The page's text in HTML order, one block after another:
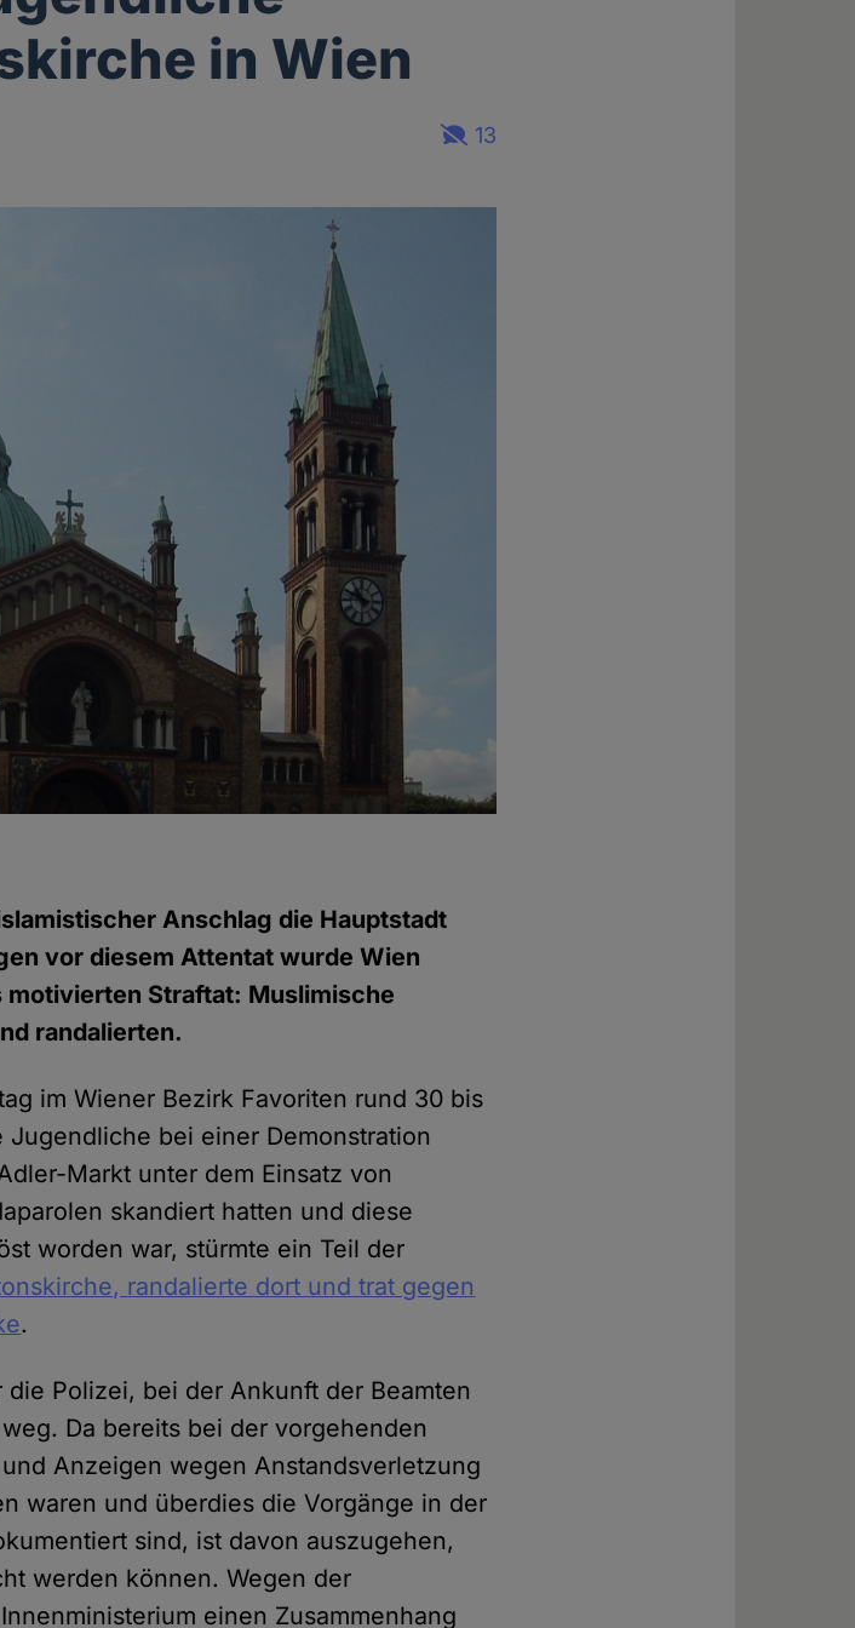
in Wien
13
Anschlag die Hauptstadt
vor diesem Attentat wurde Wien
Straftat: Muslimische
randalierten.
im Wiener Bezirk Favoriten rund 30 bis
bei einer Demonstration
Markt unter dem Einsatz von
skandiert hatten und diese
worden war, stürmte ein Teil der
randalierte dort und trat gegen
.
Polizei, bei der Ankunft der Beamten
Da bereits bei der vorgehenden
Anzeigen wegen Anstandsverletzung
waren und überdies die Vorgänge in der
sind, ist davon auszugehen,
werden können. Wegen der
einen Zusammenhang